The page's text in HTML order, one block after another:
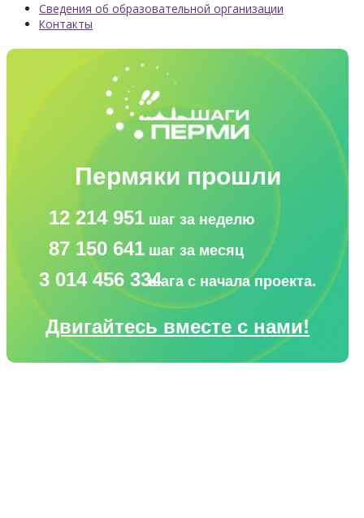
Сведения об образовательной организации
Контакты
Пермяки прошли
12 214 951 шаг за неделю
87 150 641 шаг за месяц
3 014 456 334шага с начала проекта.
Двигайтесь вместе с нами!